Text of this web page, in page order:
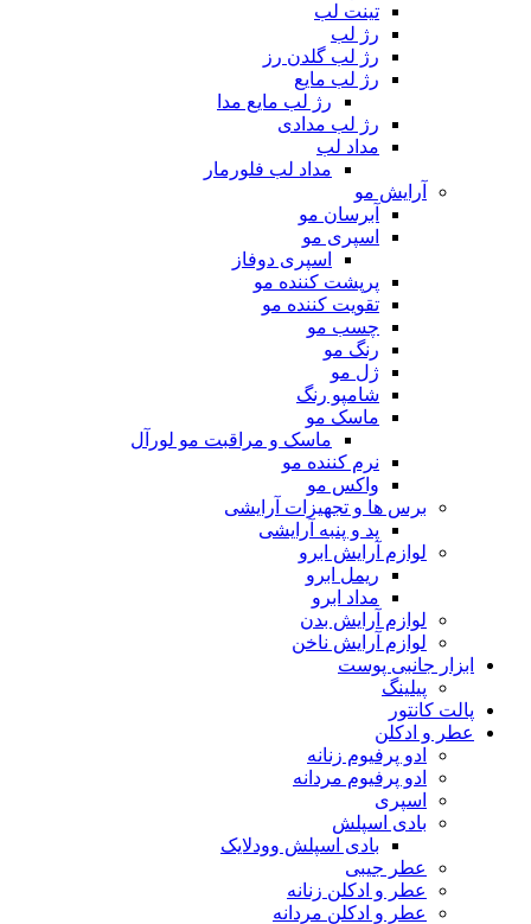
تینت لب
رژ لب
رژ لب گلدن رز
رژ لب مایع
رژ لب مایع مدا
رژ لب مدادی
مداد لب
مداد لب فلورمار
آرایش مو
آبرسان مو
اسپری مو
اسپری دوفاز
پرپشت کننده مو
تقویت کننده مو
چسب مو
رنگ مو
ژل مو
شامپو رنگ
ماسک مو
ماسک و مراقبت مو لورآل
نرم کننده مو
واکس مو
برس ها و تجهیزات آرایشی
پد و پنبه آرایشی
لوازم آرایش ابرو
ریمل ابرو
مداد ابرو
لوازم آرایش بدن
لوازم آرایش ناخن
ابزار جانبی پوست
پیلینگ
پالت کانتور
عطر و ادکلن
ادو پرفیوم زنانه
ادو پرفیوم مردانه
اسپری
بادی اسپلش
بادی اسپلش وودلایک
عطر جیبی
عطر و ادکلن زنانه
عطر و ادکلن مردانه